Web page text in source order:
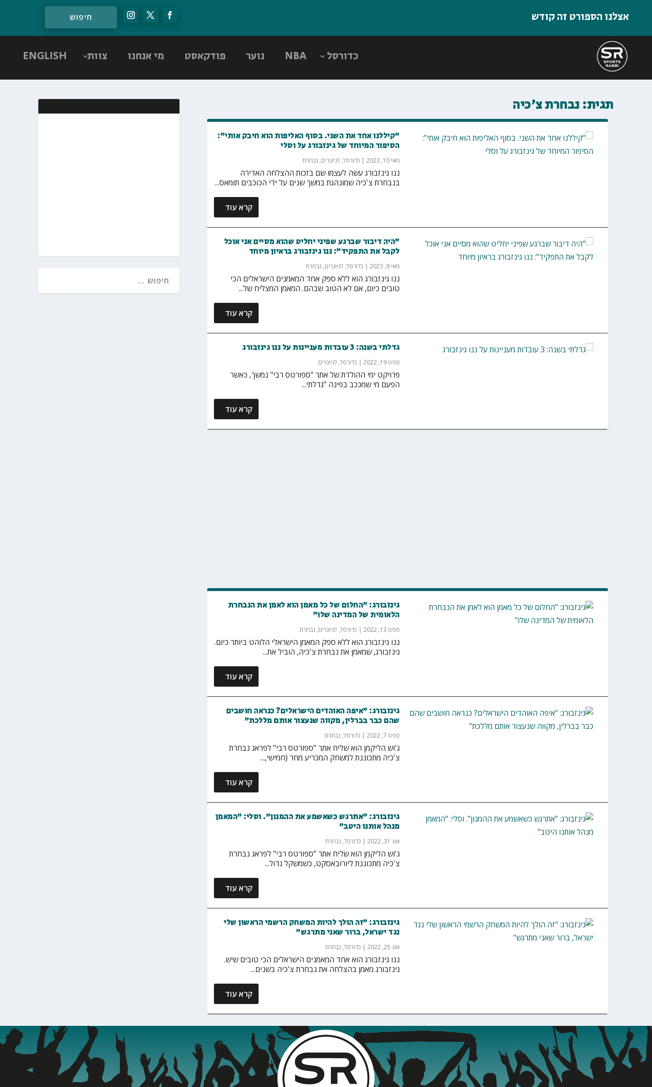
אצלנו הספורט זה קודש
כדורסל NBA נוער פודקאסט מי אנחנו צוות ENGLISH
תגית: נבחרת צ'כיה
"קיללנו אחד את השני. בסוף האליפות הוא חיבק אותי":
הסיפור המיוחד של גינזבורג על וסלי
מאי 10, 2023 | כדורסל, לגיונרים, נבחרת
ננו גינזבורג עשה לעצמו שם בזכות ההצלחה האדירה
בנבחרת צ'כיה שמונהגת במשך שנים על ידי הכוכבים תומאס...
קרא עוד
"היה דיבור שברגע שפיני יחליט שהוא מסיים אני אוכל
לקבל את התפקיד": ננו גינזבורג בראיון מיוחד
מאי 9, 2023 | כדורסל, לגיונרים, נבחרת
ננו גינזבורג הוא ללא ספק אחד המאמנים הישראלים הכי
טובים כיום, אם לא הטוב שבהם. המאמן המצליח של...
קרא עוד
גדלתי בשנה: 3 עובדות מעניינות על ננו גינזבורג
ספט 19, 2022 | כדורסל, לגיונרים
פרויקט ימי ההולדת של אתר "ספורטס רבי" נמשך, כאשר
הפעם מי שמככב בפינה "גדלתי...
קרא עוד
גינזבורג: "החלום של כל מאמן הוא לאמן את הנבחרת
הלאומית של המדינה שלו"
ספט 13, 2022 | כדורסל, לגיונרים, נבחרת
ננו גינזבורג הוא ללא ספק המאמן הישראלי הלוהט ביותר כיום.
גינזבורג, שמאמן את נבחרת צ'כיה, הוביל את...
קרא עוד
גינזבורג: "איפה האוהדים הישראלים? כנראה חושבים
שהם כבר בברלין, מקווה שנעצור אותם מללכת"
ספט 7, 2022 | כדורסל, נבחרת
ג'וש הליקמן הוא שליח אתר "ספורטס רבי" לפראג נבחרת
צ'כיה מתכוננת למשחק המכריע מחר (חמישי,...
קרא עוד
גינזבורג: "אתרגש כשאשמע את ההמנון". וסלי: "המאמן
מנהל אותנו היטב"
אוג 31, 2022 | כדורסל, נבחרת
ג'וש הליקמן הוא שליח אתר "ספורטס רבי" לפראג נבחרת
צ'כיה מתכוננת ליורובאסקט, כשמשקל גדול...
קרא עוד
גינזבורג: "זה הולך להיות המשחק הרשמי הראשון שלי
נגד ישראל, ברור שאני מתרגש"
אוג 25, 2022 | כדורסל, נבחרת
ננו גינזבורג הוא אחד המאמנים הישראלים הכי טובים שיש.
גינזבורג מאמן בהצלחה את נבחרת צ'כיה בשנים...
קרא עוד